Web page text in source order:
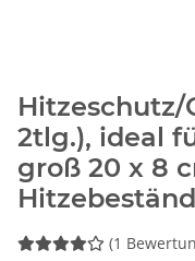
Hitzeschutz/
2tlg.), ideal
groß 20 x 8
(1